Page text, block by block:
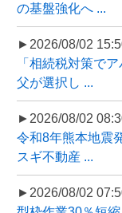
の基盤強化へ ...
►2026/08/02
「相続税対策で
父が選択し ...
►2026/08/02
令和8年熊本地震
スギ不動産 ...
►2026/08/02